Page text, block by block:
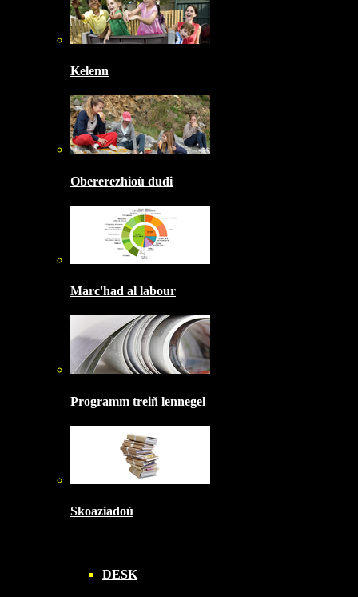
Kelenn
Obererezhioù dudi
Marc'had al labour
Programm treiñ lennegel
Skoaziadoù
DESK